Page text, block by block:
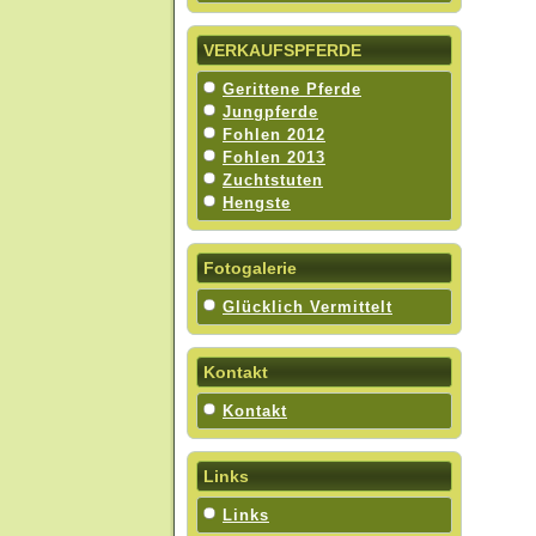
VERKAUFSPFERDE
Gerittene Pferde
Jungpferde
Fohlen 2012
Fohlen 2013
Zuchtstuten
Hengste
Fotogalerie
Glücklich Vermittelt
Kontakt
Kontakt
Links
Links